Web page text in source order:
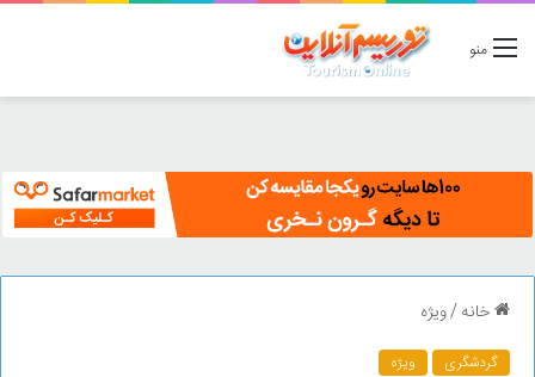
منو
خانه/ویژه
گردشگری ویژه